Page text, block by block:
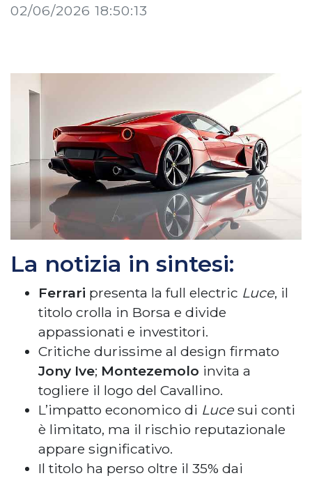
02/06/2026 18:50:13
La notizia in sintesi:
Ferrari presenta la full electric Luce, il
titolo crolla in Borsa e divide
appassionati e investitori.
Critiche durissime al design firmato
Jony Ive; Montezemolo invita a
togliere il logo del Cavallino.
L’impatto economico di Lucesui conti
è limitato, ma il rischio reputazionale
appare significativo.
Il titolo ha perso oltre il 35% dai